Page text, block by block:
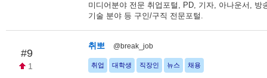
미디어분야 전문 취업포털, PD, 기자, 아나운서, 방
기술 분야 등 구인/구직 전문포털.
#9
1
취뽀 @break_job
취업 대학생 직장인 뉴스 채용